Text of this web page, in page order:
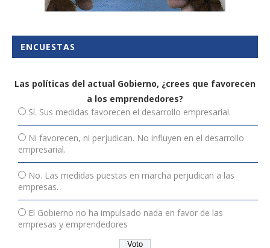
ENCUESTAS
Las políticas del actual Gobierno, ¿crees que favorecen
a los emprendedores?
Sí. Sus medidas favorecen el desarrollo empresarial.
Ni favorecen, ni perjudican. No influyen en el desarrollo
empresarial.
No. Las medidas puestas en marcha perjudican a las
empresas.
El Gobierno no ha impulsado nada en favor de las
empresas y emprendedores